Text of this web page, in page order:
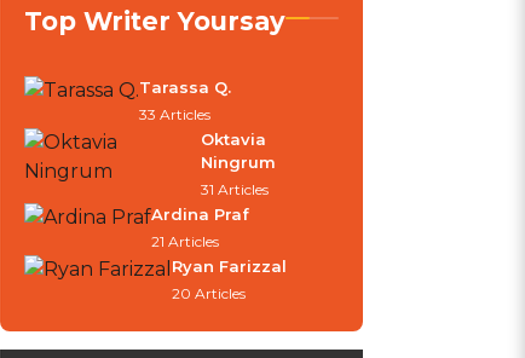
Top Writer Yoursay
Tarassa Q.
33 Articles
Oktavia
Ningrum
31 Articles
Ardina Praf
21 Articles
Ryan Farizzal
20 Articles